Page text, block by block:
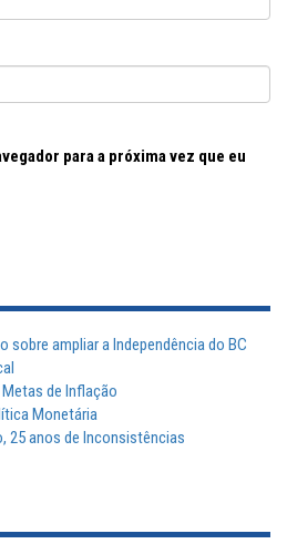
para a próxima vez que eu
sobre ampliar a Independência do BC
de Inflação
Monetária
25 anos de Inconsistências